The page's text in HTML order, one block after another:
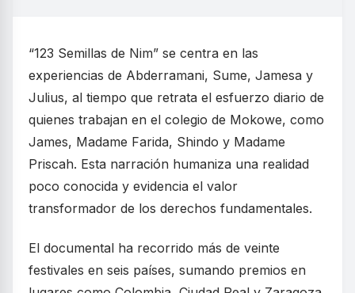
“123 Semillas de Nim” se centra en las
experiencias de Abderramani, Sume, Jamesa y
Julius, al tiempo que retrata el esfuerzo diario de
quienes trabajan en el colegio de Mokowe, como
James, Madame Farida, Shindo y Madame
Priscah. Esta narración humaniza una realidad
poco conocida y evidencia el valor
transformador de los derechos fundamentales.
El documental ha recorrido más de veinte
festivales en seis países, sumando premios en